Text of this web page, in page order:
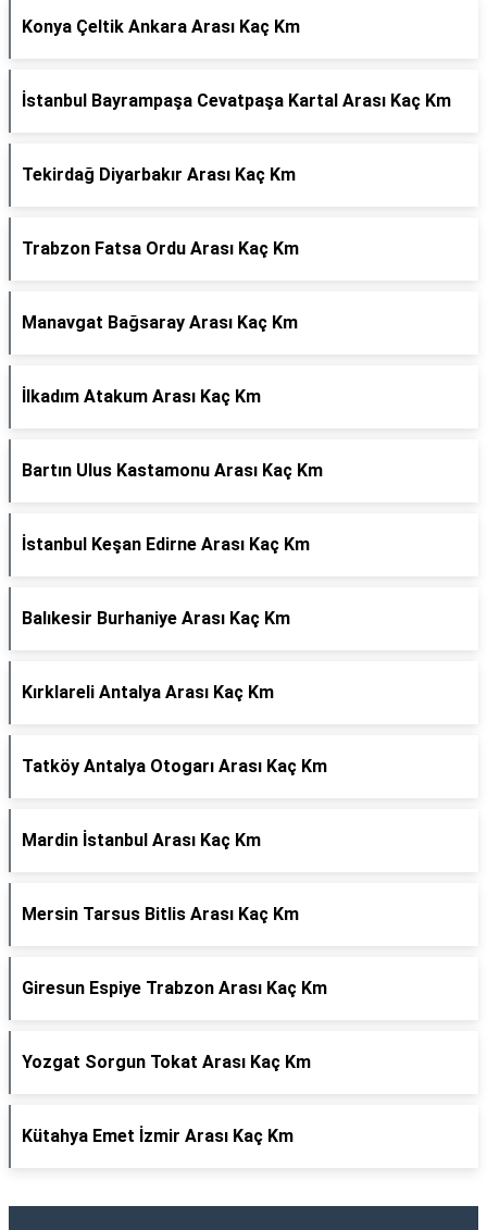
Konya Çeltik Ankara Arası Kaç Km
İstanbul Bayrampaşa Cevatpaşa Kartal Arası Kaç Km
Tekirdağ Diyarbakır Arası Kaç Km
Trabzon Fatsa Ordu Arası Kaç Km
Manavgat Bağsaray Arası Kaç Km
İlkadım Atakum Arası Kaç Km
Bartın Ulus Kastamonu Arası Kaç Km
İstanbul Keşan Edirne Arası Kaç Km
Balıkesir Burhaniye Arası Kaç Km
Kırklareli Antalya Arası Kaç Km
Tatköy Antalya Otogarı Arası Kaç Km
Mardin İstanbul Arası Kaç Km
Mersin Tarsus Bitlis Arası Kaç Km
Giresun Espiye Trabzon Arası Kaç Km
Yozgat Sorgun Tokat Arası Kaç Km
Kütahya Emet İzmir Arası Kaç Km